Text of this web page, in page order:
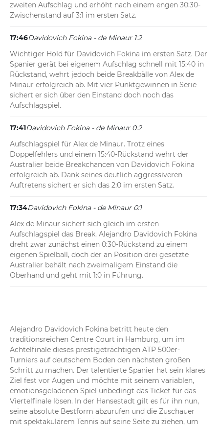
zweiten Aufschlag und erhöht nach einem engen 30:30-
Zwischenstand auf 3:1 im ersten Satz.
17:46Davidovich Fokina - de Minaur 1:2
Wichtiger Hold für Davidovich Fokina im ersten Satz. Der
Spanier gerät bei eigenem Aufschlag schnell mit 15:40 in
Rückstand, wehrt jedoch beide Breakbälle von Alex de
Minaur erfolgreich ab. Mit vier Punktgewinnen in Serie
sichert er sich über den Einstand doch noch das
Aufschlagspiel.
17:41Davidovich Fokina - de Minaur 0:2
Aufschlagspiel für Alex de Minaur. Trotz eines
Doppelfehlers und einem 15:40-Rückstand wehrt der
Australier beide Breakchancen von Davidovich Fokina
erfolgreich ab. Dank seines deutlich aggressiveren
Auftretens sichert er sich das 2:0 im ersten Satz.
17:34Davidovich Fokina - de Minaur 0:1
Alex de Minaur sichert sich gleich im ersten
Aufschlagspiel das Break. Alejandro Davidovich Fokina
dreht zwar zunächst einen 0:30-Rückstand zu einem
eigenen Spielball, doch der an Position drei gesetzte
Australier behält nach zweimaligem Einstand die
Oberhand und geht mit 1:0 in Führung.
Alejandro Davidovich Fokina betritt heute den
traditionsreichen Centre Court in Hamburg, um im
Achtelfinale dieses prestigeträchtigen ATP 500er-
Turniers auf deutschem Boden den nächsten großen
Schritt zu machen. Der talentierte Spanier hat sein klares
Ziel fest vor Augen und möchte mit seinem variablen,
emotionsgeladenen Spiel unbedingt das Ticket für das
Viertelfinale lösen. In der Hansestadt gilt es für ihn nun,
seine absolute Bestform abzurufen und die Zuschauer
mit spektakulärem Tennis auf seine Seite zu ziehen, um